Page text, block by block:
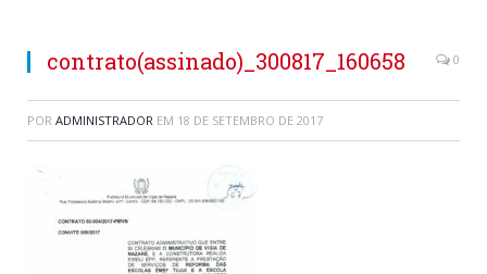
contrato(assinado)_300817_160658 0
POR ADMINISTRADOR EM 18 DE SETEMBRO DE 2017